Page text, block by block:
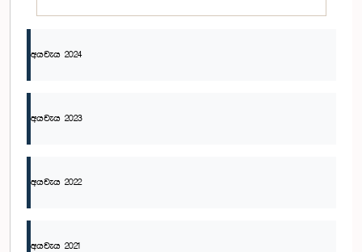
අයවැය 2024
අයවැය 2023
අයවැය 2022
අයවැය 2021